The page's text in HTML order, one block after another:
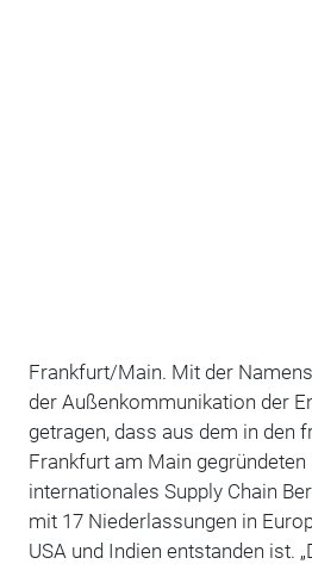
Frankfurt/Main. Mit der
der Außenkommunikation der
getragen, dass aus dem in den
Frankfurt am Main
internationales Supply Chain
mit 17 Niederlassungen in
USA und Indien entstanden ist.